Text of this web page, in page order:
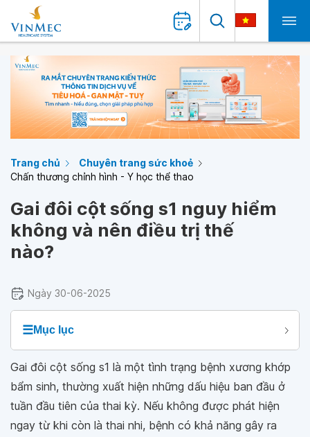
Trang chủ
Chuyên trang sức khoẻ
Chấn thương chỉnh hình - Y học thể thao
Gai đôi cột sống s1 nguy hiểm
không và nên điều trị thế
nào?
Ngày 30-06-2025
☰Mục lục
Gai đôi cột sống s1 là một tình trạng bệnh xương khớp
bẩm sinh, thường xuất hiện những dấu hiệu ban đầu ở
tuần đầu tiên của thai kỳ. Nếu không được phát hiện
ngay từ khi còn là thai nhi, bệnh có khả năng gây ra